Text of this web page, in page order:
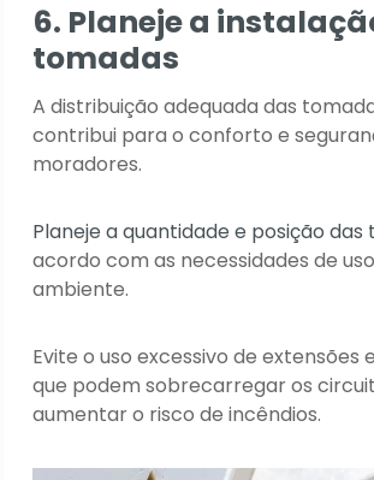
6. Planeje a
tomadas
A distribuição adequada das
contribui para o conforto e
moradores.
Planeje a quantidade e posição das
acordo com as necessidades de
ambiente.
Evite o uso excessivo de extensões
que podem sobrecarregar os
aumentar o risco de incêndios.